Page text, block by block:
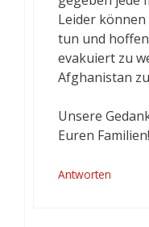
Leider
tun und
evakuiert zu
Afghanistan
Unsere
Euren Familien!
Antworten